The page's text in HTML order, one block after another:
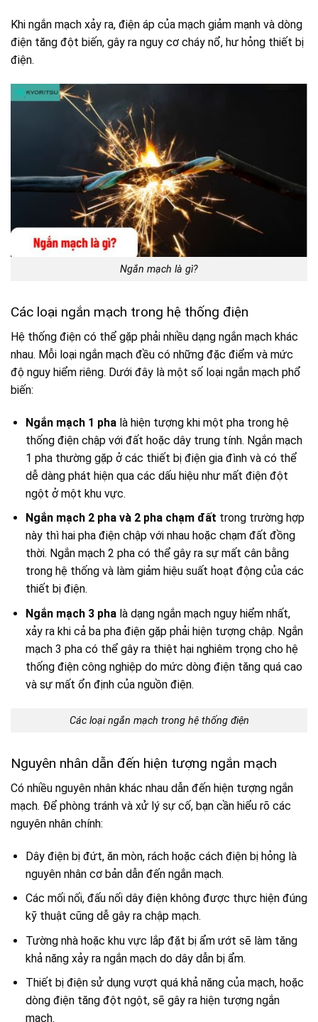
Khi ngắn mạch xảy ra, điện áp của mạch giảm mạnh và dòng
điện tăng đột biến, gây ra nguy cơ cháy nổ, hư hỏng thiết bị
điện.
Ngắn mạch là gì?
Các loại ngắn mạch trong hệ thống điện
Hệ thống điện có thể gặp phải nhiều dạng ngắn mạch khác
nhau. Mỗi loại ngắn mạch đều có những đặc điểm và mức
độ nguy hiểm riêng. Dưới đây là một số loại ngắn mạch phổ
biến:
Ngắn mạch 1 phalà hiện tượng khi một pha trong hệ
thống điện chập với đất hoặc dây trung tính. Ngắn mạch
1 pha thường gặp ở các thiết bị điện gia đình và có thể
dễ dàng phát hiện qua các dấu hiệu như mất điện đột
ngột ở một khu vực.
Ngắn mạch 2 pha và 2 pha chạm đất trong trường hợp
này thì hai pha điện chập với nhau hoặc chạm đất đồng
thời. Ngắn mạch 2 pha có thể gây ra sự mất cân bằng
trong hệ thống và làm giảm hiệu suất hoạt động của các
thiết bị điện.
Ngắn mạch 3 phalà dạng ngắn mạch nguy hiểm nhất,
xảy ra khi cả ba pha điện gặp phải hiện tượng chập. Ngắn
mạch 3 pha có thể gây ra thiệt hại nghiêm trọng cho hệ
thống điện công nghiệp do mức dòng điện tăng quá cao
và sự mất ổn định của nguồn điện.
Các loại ngắn mạch trong hệ thống điện
Nguyên nhân dẫn đến hiện tượng ngắn mạch
Có nhiều nguyên nhân khác nhau dẫn đến hiện tượng ngắn
mạch. Để phòng tránh và xử lý sự cố, bạn cần hiểu rõ các
nguyên nhân chính:
Dây điện bị đứt, ăn mòn, rách hoặc cách điện bị hỏng là
nguyên nhân cơ bản dẫn đến ngắn mạch.
Các mối nối, đấu nối dây điện không được thực hiện đúng
kỹ thuật cũng dễ gây ra chập mạch.
Tường nhà hoặc khu vực lắp đặt bị ẩm ướt sẽ làm tăng
khả năng xảy ra ngắn mạch do dây dẫn bị ẩm.
Thiết bị điện sử dụng vượt quá khả năng của mạch, hoặc
dòng điện tăng đột ngột, sẽ gây ra hiện tượng ngắn
mạch.